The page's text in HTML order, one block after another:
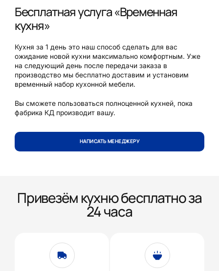
Бесплатная услуга «Временная
кухня»
Кухня за 1 день это наш способ сделать для вас
ожидание новой кухни максимально комфортным. Уже
на следующий день после передачи заказа в
производство мы бесплатно доставим и установим
временный набор кухонной мебели.
Вы сможете пользоваться полноценной кухней, пока
фабрика КД производит вашу.
НАПИСАТЬ МЕНЕДЖЕРУ
Привезём кухню бесплатно за
24 часа